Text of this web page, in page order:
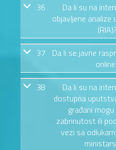
36
Da li su na
objavljene analize
(RIA)?
37
Da li se javne
38
Da li su na
dostupna
građani
zabrinutost ili
vezi sa